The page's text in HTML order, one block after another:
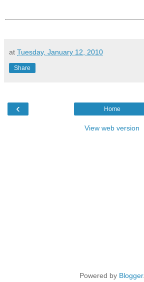
at Tuesday, January 12, 2010
Share
‹ Home
View web version
Powered by Blogger.